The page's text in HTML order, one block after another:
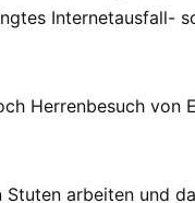
Internetausfall-
Herrenbesuch von
arbeiten und